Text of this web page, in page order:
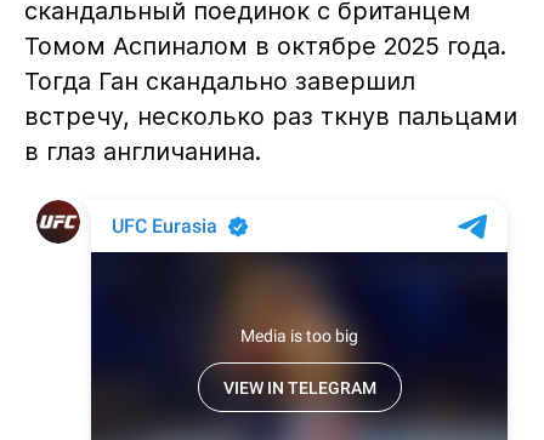
скандальный поединок с британцем
Томом Аспиналом в октябре 2025 года.
Тогда Ган скандально завершил
встречу, несколько раз ткнув пальцами
в глаз англичанина.